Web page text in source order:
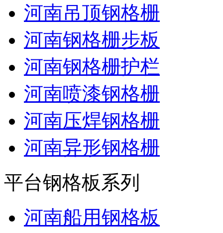
河南吊顶钢格栅
河南钢格栅步板
河南钢格栅护栏
河南喷漆钢格栅
河南压焊钢格栅
河南异形钢格栅
平台钢格板系列
河南船用钢格板